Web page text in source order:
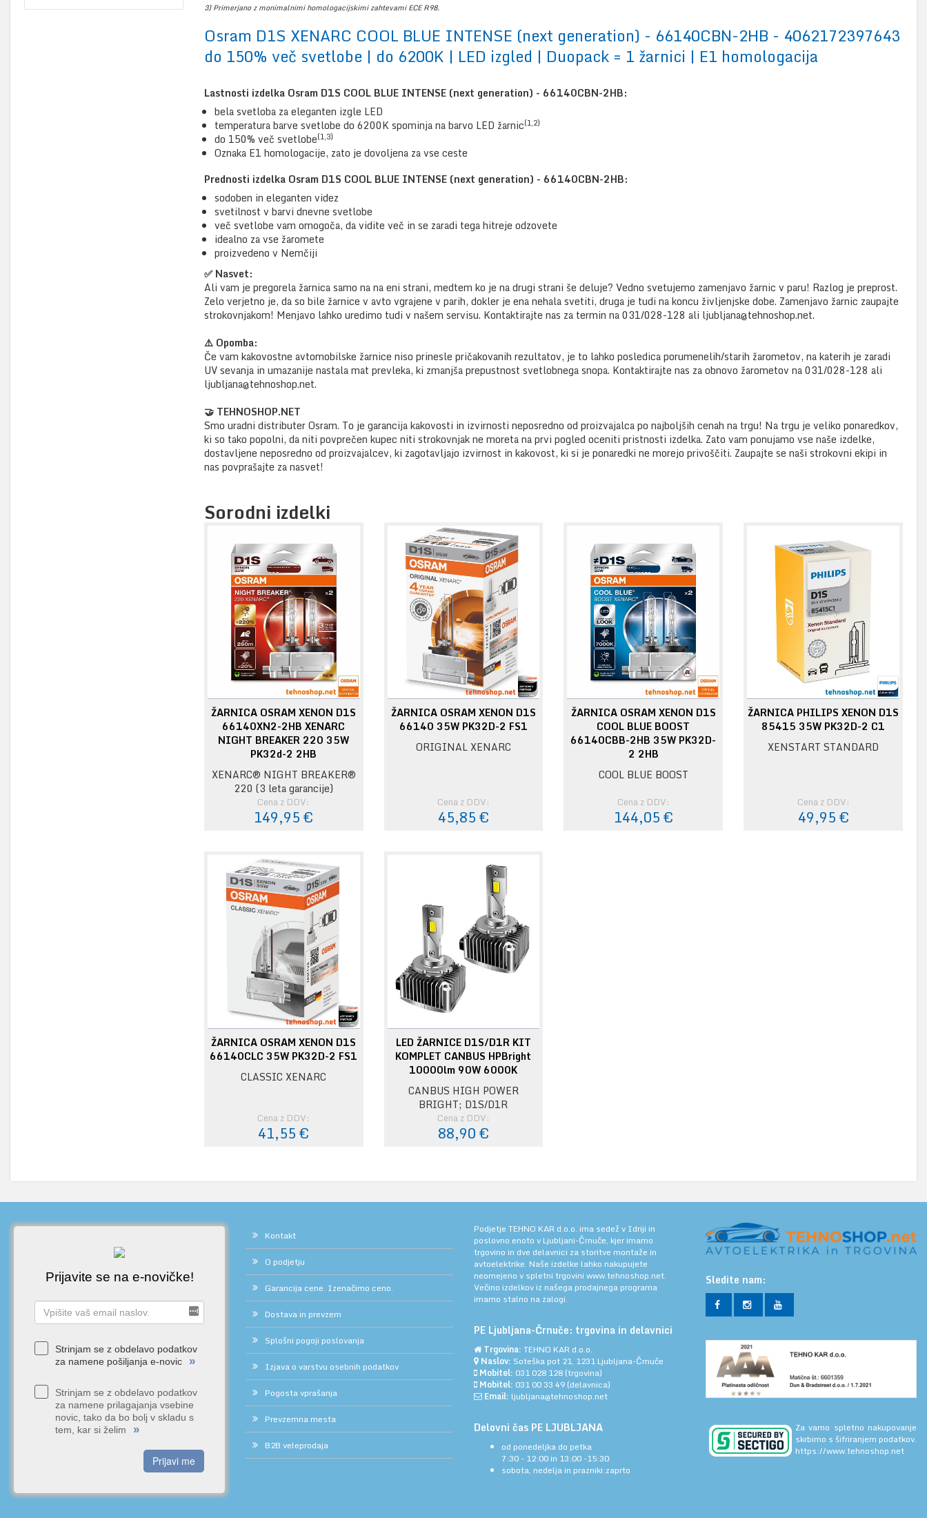
3) Primerjano z monimalnimi homologacijskimi zahtevami ECE R98.
Osram D1S XENARC COOL BLUE INTENSE (next generation) - 66140CBN-2HB - 4062172397643
do 150% več svetlobe | do 6200K | LED izgled | Duopack = 1 žarnici | E1 homologacija
Lastnosti izdelka Osram D1S COOL BLUE INTENSE (next generation) - 66140CBN-2HB:
bela svetloba za eleganten izgle LED
temperatura barve svetlobe do 6200K spominja na barvo LED žarnic(1,2)
do 150% več svetlobe(1,3)
Oznaka E1 homologacije, zato je dovoljena za vse ceste
Prednosti izdelka Osram D1S COOL BLUE INTENSE (next generation) - 66140CBN-2HB:
sodoben in eleganten videz
svetilnost v barvi dnevne svetlobe
več svetlobe vam omogoča, da vidite več in se zaradi tega hitreje odzovete
idealno za vse žaromete
proizvedeno v Nemčiji
✅ Nasvet:
Ali vam je pregorela žarnica samo na na eni strani, medtem ko je na drugi strani še deluje? Vedno svetujemo zamenjavo žarnic v paru! Razlog je preprost.
Zelo verjetno je, da so bile žarnice v avto vgrajene v parih, dokler je ena nehala svetiti, druga je tudi na koncu življenjske dobe. Zamenjavo žarnic zaupajte
strokovnjakom! Menjavo lahko uredimo tudi v našem servisu. Kontaktirajte nas za termin na 031/028-128 ali ljubljana@tehnoshop.net.
⚠️ Opomba:
Če vam kakovostne avtomobilske žarnice niso prinesle pričakovanih rezultatov, je to lahko posledica porumenelih/starih žarometov, na katerih je zaradi
UV sevanja in umazanije nastala mat prevleka, ki zmanjša prepustnost svetlobnega snopa. Kontaktirajte nas za obnovo žarometov na 031/028-128 ali
ljubljana@tehnoshop.net.
🤝 TEHNOSHOP.NET
Smo uradni distributer Osram. To je garancija kakovosti in izvirnosti neposredno od proizvajalca po najboljših cenah na trgu! Na trgu je veliko ponaredkov,
ki so tako popolni, da niti povprečen kupec niti strokovnjak ne moreta na prvi pogled oceniti pristnosti izdelka. Zato vam ponujamo vse naše izdelke,
dostavljene neposredno od proizvajalcev, ki zagotavljajo izvirnost in kakovost, ki si je ponaredki ne morejo privoščiti. Zaupajte se naši strokovni ekipi in
nas povprašajte za nasvet!
Sorodni izdelki
ŽARNICA OSRAM XENON D1S
66140XN2-2HB XENARC
NIGHT BREAKER 220 35W
PK32d-2 2HB
XENARC® NIGHT BREAKER®
220 (3 leta garancije)
Cena z DDV:
149,95 €
ŽARNICA OSRAM XENON D1S
66140 35W PK32D-2 FS1
ORIGINAL XENARC
Cena z DDV:
45,85 €
ŽARNICA OSRAM XENON D1S
COOL BLUE BOOST
66140CBB-2HB 35W PK32D-
2 2HB
COOL BLUE BOOST
Cena z DDV:
144,05 €
ŽARNICA PHILIPS XENON D1S
85415 35W PK32D-2 C1
XENSTART STANDARD
Cena z DDV:
49,95 €
ŽARNICA OSRAM XENON D1S
66140CLC 35W PK32D-2 FS1
CLASSIC XENARC
Cena z DDV:
41,55 €
LED ŽARNICE D1S/D1R KIT
KOMPLET CANBUS HPBright
10000lm 90W 6000K
CANBUS HIGH POWER
BRIGHT; D1S/D1R
Cena z DDV:
88,90 €
Prijavite se na e-novičke!
Strinjam se z obdelavo podatkov
za namene pošiljanja e-novic
»
Strinjam se z obdelavo podatkov
za namene prilagajanja vsebine
novic, tako da bo bolj v skladu s
tem, kar si želim
»
Prijavi me
Kontakt
O podjetju
Garancija cene. Izenačimo ceno.
Dostava in prevzem
Splošni pogoji poslovanja
Izjava o varstvu osebnih podatkov
Pogosta vprašanja
Prevzemna mesta
B2B veleprodaja
Podjetje TEHNO KAR d.o.o. ima sedež v Idriji in
poslovno enoto v Ljubljani-Črnuče, kjer imamo
trgovino in dve delavnici za storitve montaže in
avtoelektrike. Naše izdelke lahko nakupujete
neomejeno v spletni trgovini www.tehnoshop.net.
Večino izdelkov iz našega prodajnega programa
imamo stalno na zalogi.
PE Ljubljana-Črnuče: trgovina in delavnici
Trgovina: TEHNO KAR d.o.o.
Naslov: Soteška pot 21, 1231 Ljubljana-Črnuče
Mobitel: 031 028 128 (trgovina)
Mobitel: 031 00 33 49 (delavnica)
Email: ljubljana@tehnoshop.net
Delovni čas PE LJUBLJANA
od ponedeljka do petka
7:30 - 12:00 in 13:00 -15:30
sobota, nedelja in prazniki:zaprto
Sledite nam:
Za varno spletno nakupovanje
skrbimo s šifriranjem podatkov.
https://www.tehnoshop.net